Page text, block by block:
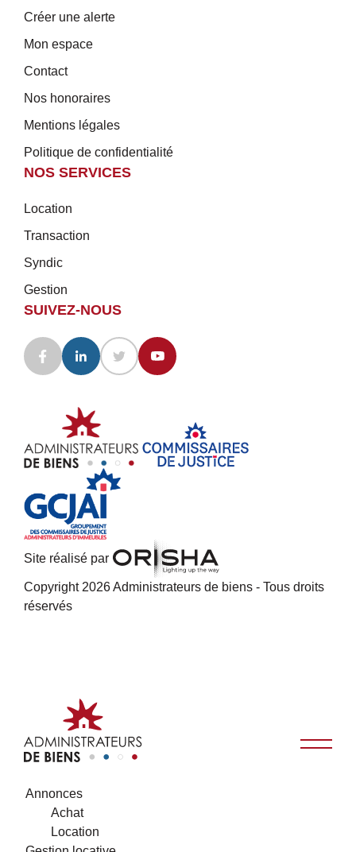
Créer une alerte
Mon espace
Contact
Nos honoraires
Mentions légales
Politique de confidentialité
NOS SERVICES
Location
Transaction
Syndic
Gestion
SUIVEZ-NOUS
Site réalisé par
Copyright 2026 Administrateurs de biens - Tous droits
réservés
Annonces
Achat
Location